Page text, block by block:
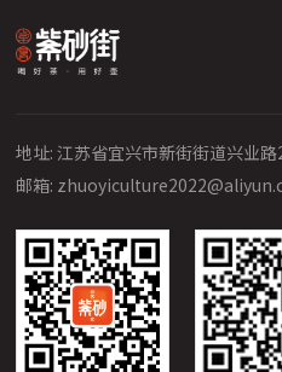
地址: 江苏省宜兴市新街街道兴业
邮箱: